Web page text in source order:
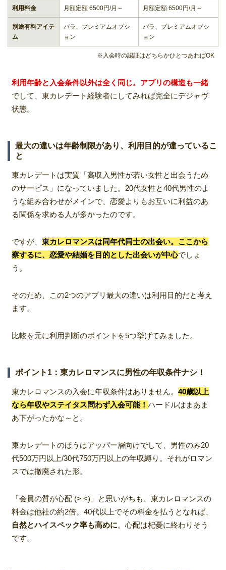
利用料金 月額定額 6500円/月～ 月額定額 6500円/月～
別途有料アイテ
ム
バラ、プレミアムオプシ
ョン
バラ、プレミアムオプシ
ョン
※入会時の認証はどちらかひとつあればOK
利用年齢と入会条件以外は全く同じ。アプリの構造も一緒
でして、東カレデート経験者にしてみれば完全にデジャヴ
状態。
最大の違いは年齢制限があり、利用目的が違っているこ
と
東カレデートは実質「高収入男性が若い女性と出会うため
のサービス」になっていました。20代女性と40代男性のよ
うな組み合わせがメインで、恋愛よりもお互いに利益のあ
る関係を求める人が多かったのです。
ですが、 東カレロマンスは同年代同士の出会い。ここから
察するに、恋愛や結婚を目的とした出会いが中心でしょ
う。
そのため、この2つのアプリ最大の違いは利用目的だと考え
ます。
比較を元に利用判断のポイントを5つ挙げてみました。
ポイント1：東カレロマンスに男性の年収条件ナシ！
東カレロマンスの入会に年収条件はありません。 40歳以上
なら年収やステイタス問わず入会可能！ ハードルはまあま
あ下がったかな～と。
東カレデートのほうはアッパー層向けでして、男性のみ20
代500万円以上/30代750万円以上の年収縛り。それがロマン
スでは撤廃された形。
「会員の質が心配 (> <)」と思いがちも、東カレロマンスの
料金は他社の約2倍。40代以上でその料金を払うとなれば、
自然とハイスペック率も高めに。心配は杞憂に終わりそう
です。